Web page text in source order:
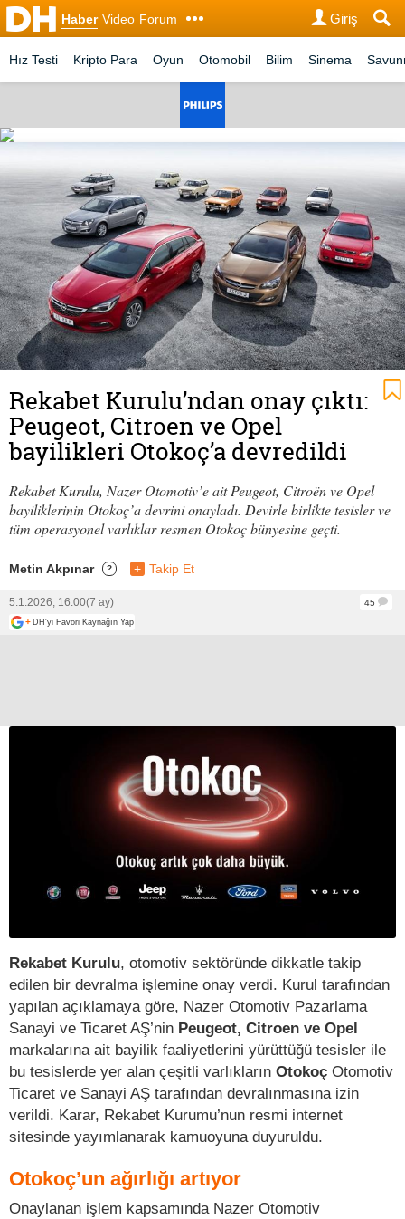
Haber Video Forum Giriş
Hız Testi Kripto Para Oyun Otomobil Bilim Sinema
Rekabet Kurulu’ndan onay çıktı:
Peugeot, Citroen ve Opel
bayilikleri Otokoç’a devredildi
Rekabet Kurulu, Nazer Otomotiv’e ait Peugeot, Citroën ve Opel
bayiliklerinin Otokoç’a devrini onayladı. Devirle birlikte tesisler ve
tüm operasyonel varlıklar resmen Otokoç bünyesine geçti.
Metin Akpınar ? + Takip Et
5.1.2026, 16:00(7 ay)
45
+ DH'yi Favori Kaynağın Yap
Rekabet Kurulu, otomotiv sektöründe dikkatle takip
edilen bir devralma işlemine onay verdi. Kurul tarafından
yapılan açıklamaya göre, Nazer Otomotiv Pazarlama
Sanayi ve Ticaret AŞ’nin Peugeot, Citroen ve Opel
markalarına ait bayilik faaliyetlerini yürüttüğü tesisler ile
bu tesislerde yer alan çeşitli varlıkların Otokoç Otomotiv
Ticaret ve Sanayi AŞ tarafından devralınmasına izin
verildi. Karar, Rekabet Kurumu’nun resmi internet
sitesinde yayımlanarak kamuoyuna duyuruldu.
Otokoç’un ağırlığı artıyor
Onaylanan işlem kapsamında Nazer Otomotiv